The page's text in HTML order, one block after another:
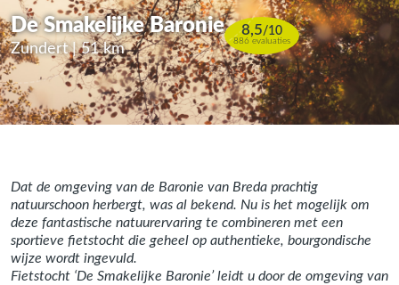
De Smakelijke Baronie
Zundert | 51 km
8,5/10
886 evaluaties
Dat de omgeving van de Baronie van Breda prachtig
natuurschoon herbergt, was al bekend. Nu is het mogelijk om
deze fantastische natuurervaring te combineren met een
sportieve fietstocht die geheel op authentieke, bourgondische
wijze wordt ingevuld.
Fietstocht ‘De Smakelijke Baronie’ leidt u door de omgeving van